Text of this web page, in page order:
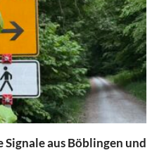
aus Böblingen und